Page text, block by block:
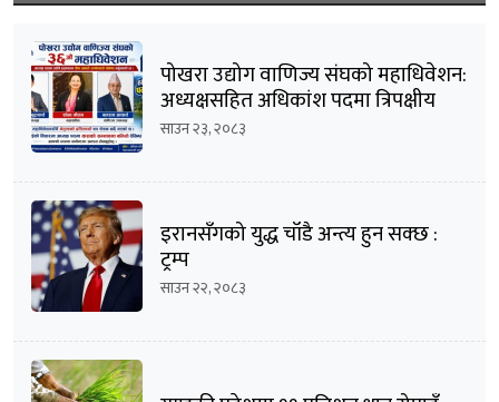
पोखरा उद्योग वाणिज्य संघको महाधिवेशन:
अध्यक्षसहित अधिकांश पदमा त्रिपक्षीय
भिडन्तको सम्भावना
साउन २३, २०८३
इरानसँगको युद्ध चाँडै अन्त्य हुन सक्छ :
ट्रम्प
साउन २२, २०८३